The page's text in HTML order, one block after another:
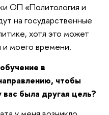
ОП «Политология и
на государственные
хотя это может
моего времени.
в
чтобы
вас была другая цель?